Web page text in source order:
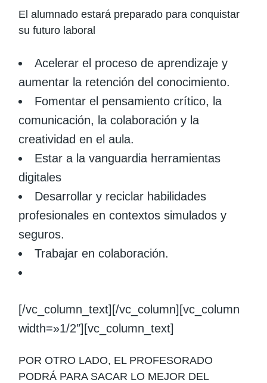
El alumnado estará preparado para conquistar
su futuro laboral
Acelerar el proceso de aprendizaje y
aumentar la retención del conocimiento.
Fomentar el pensamiento crítico, la
comunicación, la colaboración y la
creatividad en el aula.
Estar a la vanguardia herramientas
digitales
Desarrollar y reciclar habilidades
profesionales en contextos simulados y
seguros.
Trabajar en colaboración.
[/vc_column_text][/vc_column][vc_column
width=»1/2″][vc_column_text]
POR OTRO LADO, EL PROFESORADO
PODRÁ PARA SACAR LO MEJOR DEL